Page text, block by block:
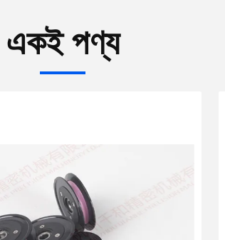
একই পণ্য